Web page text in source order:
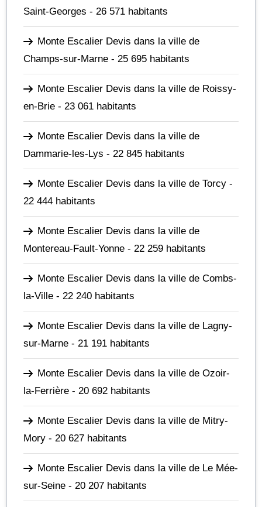
Saint-Georges - 26 571 habitants
Monte Escalier Devis dans la ville de
Champs-sur-Marne - 25 695 habitants
Monte Escalier Devis dans la ville de Roissy-
en-Brie - 23 061 habitants
Monte Escalier Devis dans la ville de
Dammarie-les-Lys - 22 845 habitants
Monte Escalier Devis dans la ville de Torcy -
22 444 habitants
Monte Escalier Devis dans la ville de
Montereau-Fault-Yonne - 22 259 habitants
Monte Escalier Devis dans la ville de Combs-
la-Ville - 22 240 habitants
Monte Escalier Devis dans la ville de Lagny-
sur-Marne - 21 191 habitants
Monte Escalier Devis dans la ville de Ozoir-
la-Ferrière - 20 692 habitants
Monte Escalier Devis dans la ville de Mitry-
Mory - 20 627 habitants
Monte Escalier Devis dans la ville de Le Mée-
sur-Seine - 20 207 habitants